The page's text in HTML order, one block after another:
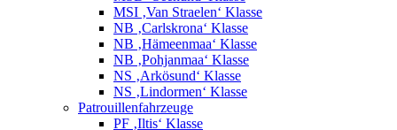
MSI ‚Van Straelen‘ Klasse
NB ‚Carlskrona‘ Klasse
NB ‚Hämeenmaa‘ Klasse
NB ‚Pohjanmaa‘ Klasse
NS ‚Arkösund‘ Klasse
NS ‚Lindormen‘ Klasse
Patrouillenfahrzeuge
PF ‚Iltis‘ Klasse